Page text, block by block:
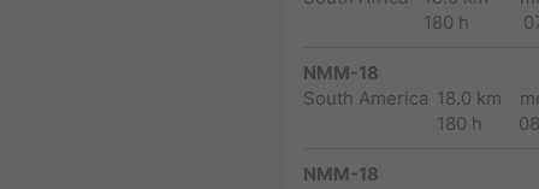
180 h
NMM-18
South America 18.0 km
180 h
NMM-18